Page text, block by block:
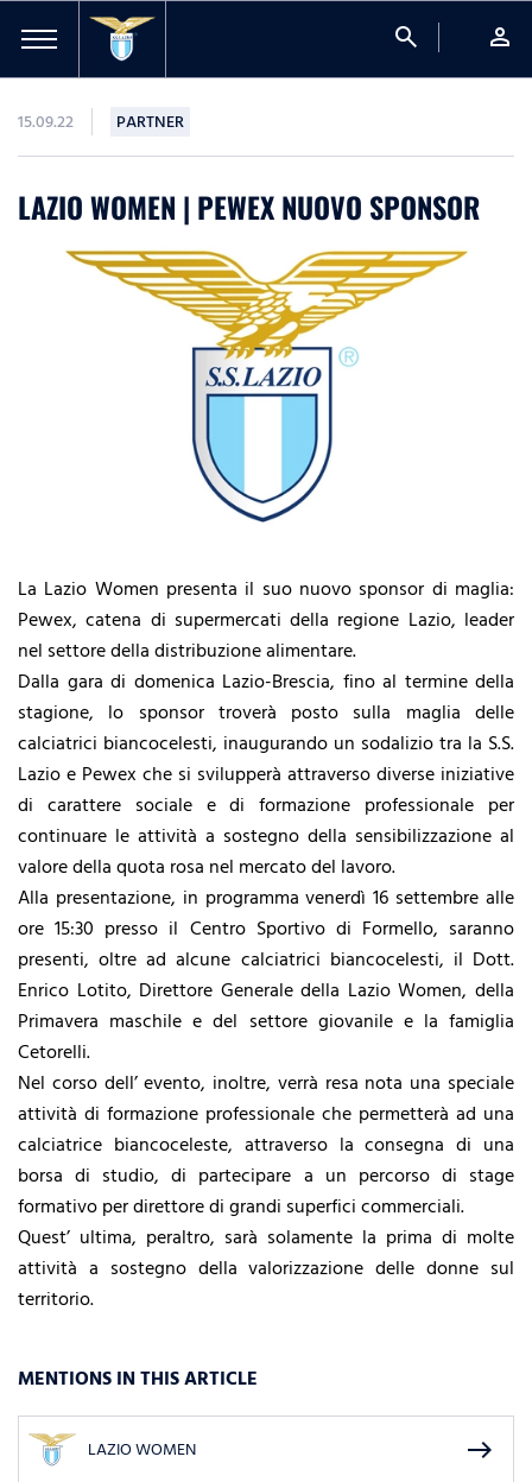
search person
15.09.22 PARTNER
LAZIO WOMEN | PEWEX NUOVO SPONSOR
La Lazio Women presenta il suo nuovo sponsor di maglia:
Pewex, catena di supermercati della regione Lazio, leader
nel settore della distribuzione alimentare.
Dalla gara di domenica Lazio-Brescia, fino al termine della
stagione, lo sponsor troverà posto sulla maglia delle
calciatrici biancocelesti, inaugurando un sodalizio tra la S.S.
Lazio e Pewex che si svilupperà attraverso diverse iniziative
di carattere sociale e di formazione professionale per
continuare le attività a sostegno della sensibilizzazione al
valore della quota rosa nel mercato del lavoro.
Alla presentazione, in programma venerdì 16 settembre alle
ore 15:30 presso il Centro Sportivo di Formello, saranno
presenti, oltre ad alcune calciatrici biancocelesti, il Dott.
Enrico Lotito, Direttore Generale della Lazio Women, della
Primavera maschile e del settore giovanile e la famiglia
Cetorelli.
Nel corso dell’ evento, inoltre, verrà resa nota una speciale
attività di formazione professionale che permetterà ad una
calciatrice biancoceleste, attraverso la consegna di una
borsa di studio, di partecipare a un percorso di stage
formativo per direttore di grandi superfici commerciali.
Quest’ ultima, peraltro, sarà solamente la prima di molte
attività a sostegno della valorizzazione delle donne sul
territorio.
MENTIONS IN THIS ARTICLE
LAZIO WOMEN east